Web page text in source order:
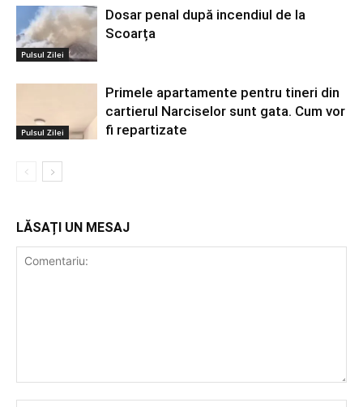
Pulsul Zilei
Dosar penal după incendiul de la
Scoarța
Pulsul Zilei
Primele apartamente pentru tineri din
cartierul Narciselor sunt gata. Cum vor
fi repartizate
LĂSAȚI UN MESAJ